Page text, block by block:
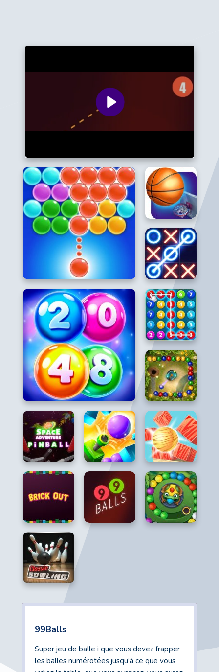
99Balls
Super jeu de balle i que vous devez frapper
les balles numérotées jusqu’à ce que vous